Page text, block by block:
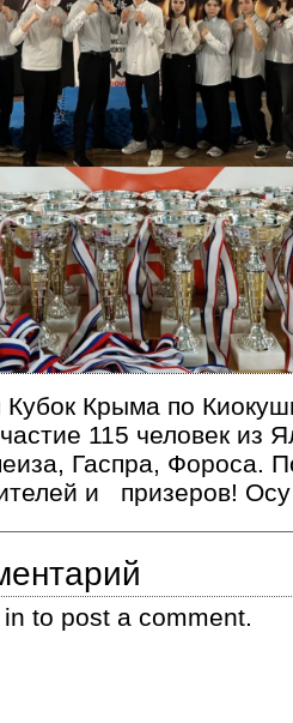
Крыма по
115 человек из
Гаспра, Фороса.
и призеров!
to post a comment.